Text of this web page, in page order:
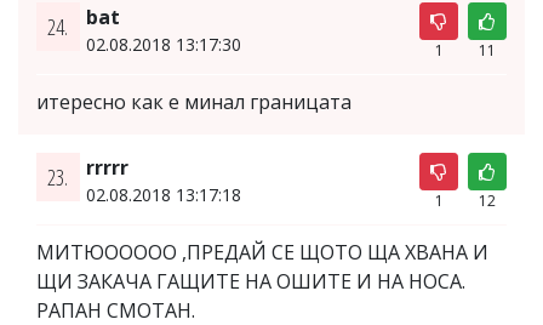
24. bat
02.08.2018 13:17:30 1 11
итересно как е минал границата
23. rrrrr
02.08.2018 13:17:18 1 12
МИТЮООООО ,ПРЕДАЙ СЕ ЩОТО ЩА ХВАНА И
ЩИ ЗАКАЧА ГАЩИТЕ НА ОШИТЕ И НА НОСА.
РАПАН СМОТАН.